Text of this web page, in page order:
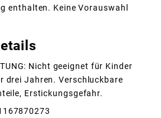
enthalten. Keine Vorauswahl
Nicht geeignet für Kinder
drei Jahren. Verschluckbare
Erstickungsgefahr.